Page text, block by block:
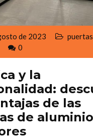
de 2023
0
y la
de las
de